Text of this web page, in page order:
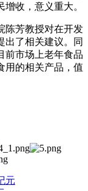
收，意义重大。
芳教授对在开发
出了相关建议。同
前市场上老年食品
用的相关产品，值